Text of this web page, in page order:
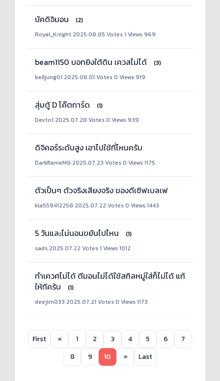
บัคดิจิมอน
(2)
Royal_Knight|2025.08.05|Votes 1|Views 969
beam1150 บอทยิงใต้ดิน เควสไม่ได้
(3)
belljung01|2025.08.01|Votes 0|Views 919
สุ่มตู้ D โค๊ตการ์ด
(1)
Devto1|2025.07.28|Votes 0|Views 939
ดิจิคอร์ระดับสูง เอาไปใช้ที่ไหนครับ
DarkflameMG|2025.07.23|Votes 0|Views 1175
ตัวเป็นๆ ตัวจริงเสียงจริง ของดีเซิฟเบลเฟ
kla559412258|2025.07.22|Votes 0|Views 1443
5 วันและไม่นอนขยันไปไหน
(1)
sads|2025.07.22|Votes 1|Views 1012
ทำเควศไม่ได้ ตีมอนไม่ได้ใช้สกิลหมู่ใส่ก็ไม่ได้ แก้
ให้ทีครับ
(1)
deejim033|2025.07.21|Votes 0|Views 1173
First « 1 2 3 4 5 6
7
8
9 10 » Last